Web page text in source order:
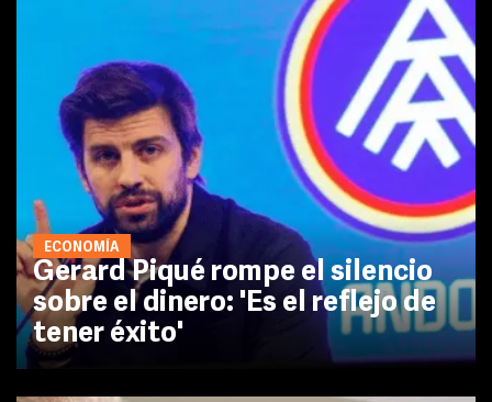
ECONOMÍA
Gerard Piqué rompe el silencio
sobre el dinero: 'Es el reflejo de
tener éxito'